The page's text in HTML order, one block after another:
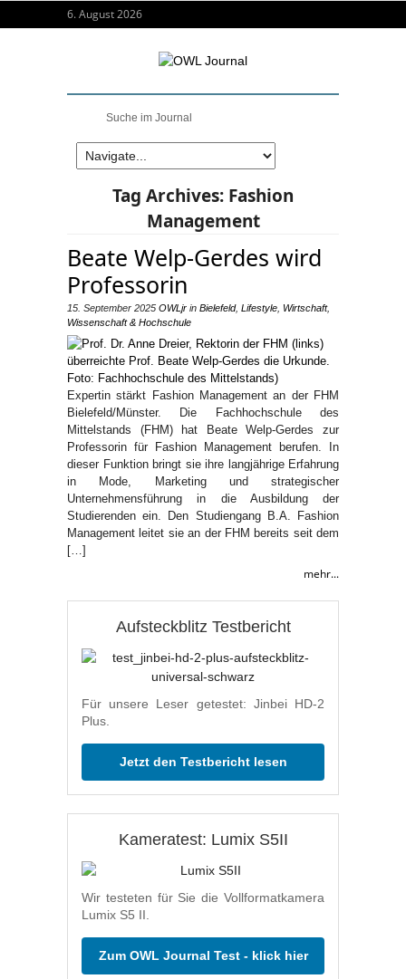
6. August 2026
Tag Archives: Fashion
Management
Beate Welp-Gerdes wird
Professorin
15. September 2025 OWLjr in Bielefeld, Lifestyle Wirtschaft,
Wissenschaft & Hochschule
Expertin stärkt Fashion Management an der FHM
Bielefeld/Münster. Die Fachhochschule des
Mittelstands (FHM) hat Beate Welp-Gerdes zur
Professorin für Fashion Management berufen. In
dieser Funktion bringt sie ihre langjährige Erfahrung
in Mode, Marketing und strategischer
Unternehmensführung in die Ausbildung der
Studierenden ein. Den Studiengang B.A. Fashion
Management leitet sie an der FHM bereits seit dem
[…]
mehr...
Aufsteckblitz Testbericht
Für unsere Leser getestet: Jinbei HD-2
Plus.
Jetzt den Testbericht lesen
Kameratest: Lumix S5II
Wir testeten für Sie die Vollformatkamera
Lumix S5 II.
Zum OWL Journal Test - klick hier